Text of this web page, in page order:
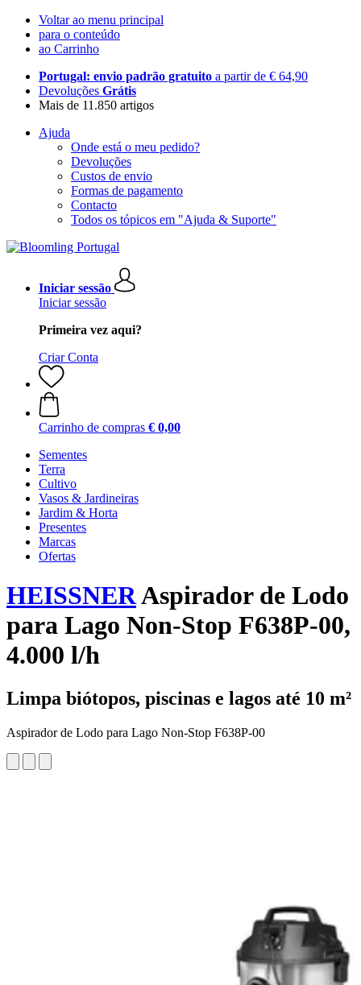
Voltar ao menu principal
para o conteúdo
ao Carrinho
Portugal: envio padrão gratuito a partir de € 64,90
Devoluções Grátis
Mais de 11.850 artigos
Ajuda
Onde está o meu pedido?
Devoluções
Custos de envio
Formas de pagamento
Contacto
Todos os tópicos em "Ajuda & Suporte"
Iniciar sessão
Iniciar sessão
Primeira vez aqui?
Criar Conta
Carrinho de compras € 0,00
Sementes
Terra
Cultivo
Vasos & Jardineiras
Jardim & Horta
Presentes
Marcas
Ofertas
HEISSNERAspirador de Lodo
para Lago Non-Stop F638P-00,
4.000 l/h
Limpa biótopos, piscinas e lagos até 10 m²
Aspirador de Lodo para Lago Non-Stop F638P-00